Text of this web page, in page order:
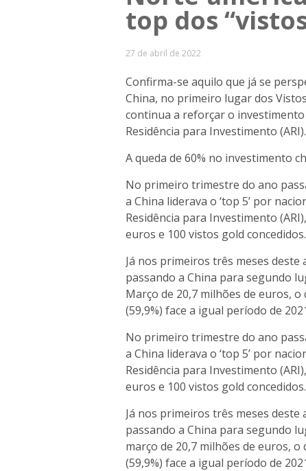
top dos
27 de abril de 2022
Confirma-se aquilo que já se
China, no primeiro lugar dos
continua a reforçar o
Residência para Investimento (ARI).
A queda de 60% no investimento
No primeiro trimestre do ano
a China liderava o ‘top 5’ por
Residência para Investimento
euros e 100 vistos gold concedidos.
Já nos primeiros três meses
passando a China para segundo
Março de 20,7 milhões de euros,
(59,9%) face a igual período de
No primeiro trimestre do ano
a China liderava o ‘top 5’ por
Residência para Investimento
euros e 100 vistos gold concedidos.
Já nos primeiros três meses
passando a China para segundo
março de 20,7 milhões de euros,
(59,9%) face a igual período de